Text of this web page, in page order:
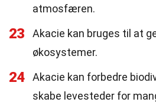
atmosfæren.
23
Akacie kan bruges til at
økosystemer.
24
Akacie kan forbedre
skabe levesteder for